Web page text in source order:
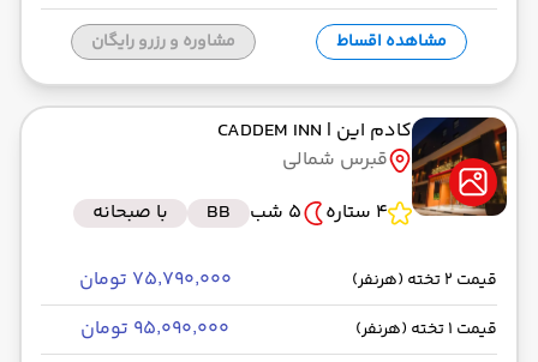
ای‌جت -Economy
مدت سفر: 03:30
مشاهده اقساط مشاوره و رزرو رایگان
کادم این | CADDEM INN
قبرس شمالی
4 ستاره
5 شب BB با صبحانه
قیمت 2 تخته (هرنفر) ۷۵٬۷۹۰٬۰۰۰ تومان
قیمت 1 تخته (هرنفر) ۹۵٬۰۹۰٬۰۰۰ تومان